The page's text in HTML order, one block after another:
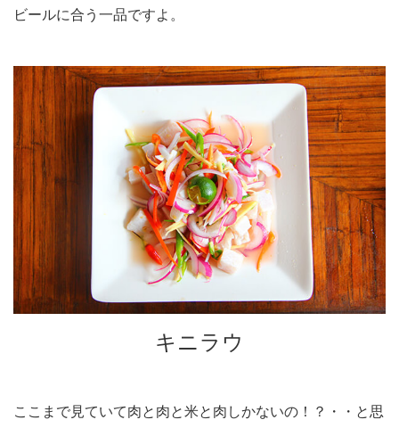
ビールに合う一品ですよ。
キニラウ
ここまで見ていて肉と肉と米と肉しかないの！？・・と思